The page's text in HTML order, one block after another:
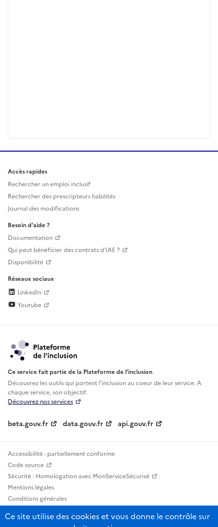
Accès rapides
Rechercher un emploi inclusif
Rechercher des prescripteurs habilités
Journal des modifications
Besoin d'aide ?
Documentation
Qui peut bénéficier des contrats d'IAE ?
Disponibilité
Réseaux sociaux
LinkedIn
Youtube
Ce service fait partie de la Plateforme de l’inclusion
Découvrez les outils qui portent l'inclusion aucoeur de leur service. A
chaque service, son objectif.
Découvrez nos services
beta.gouv.fr data.gouv.fr api.gouv.fr
Accessibilité : partiellement conforme
Code source
Sécurité : Homologation avec MonServiceSécurisé
Mentions légales
Conditions générales
Statistiques, lexiques et indicateurs
Ce site utilise des cookies et vous donne le contrôle sur